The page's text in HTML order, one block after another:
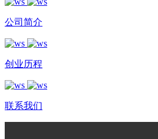
公司简介
创业历程
联系我们